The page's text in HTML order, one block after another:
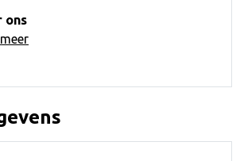
ons